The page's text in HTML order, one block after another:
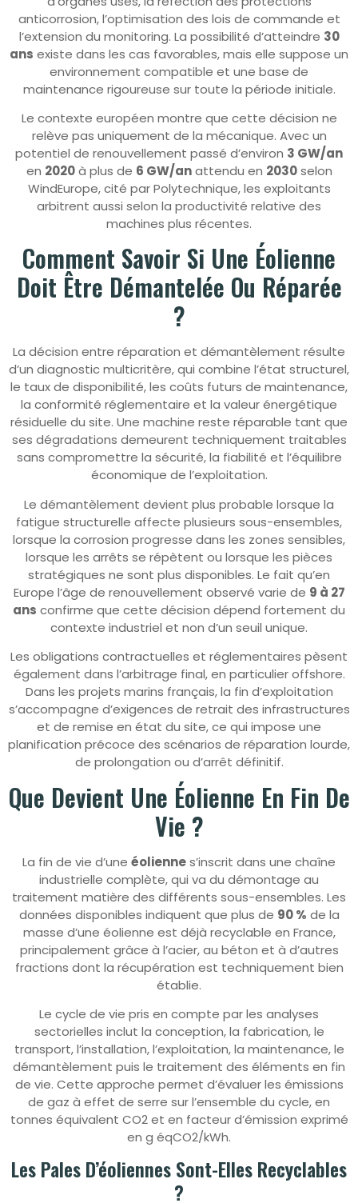
anticorrosion, l’optimisation des lois de commande et
l’extension du monitoring. La possibilité d’atteindre 30
ans existe dans les cas favorables, mais elle suppose un
environnement compatible et une base de
maintenance rigoureuse sur toute la période initiale.
Le contexte européen montre que cette décision ne
relève pas uniquement de la mécanique. Avec un
potentiel de renouvellement passé d’environ 3 GW/an
en 2020à plus de 6 GW/anattendu en 2030selon
WindEurope, cité par Polytechnique, les exploitants
arbitrent aussi selon la productivité relative des
machines plus récentes.
Comment Savoir Si Une Éolienne
Doit Être Démantelée Ou Réparée
?
La décision entre réparation et démantèlement résulte
d’un diagnostic multicritère, qui combine l’état structurel,
le taux de disponibilité, les coûts futurs de maintenance,
la conformité réglementaire et la valeur énergétique
résiduelle du site. Une machine reste réparable tant que
ses dégradations demeurent techniquement traitables
sans compromettre la sécurité, la fiabilité et l’équilibre
économique de l’exploitation.
Le démantèlement devient plus probable lorsque la
fatigue structurelle affecte plusieurs sous-ensembles,
lorsque la corrosion progresse dans les zones sensibles,
lorsque les arrêts se répètent ou lorsque les pièces
stratégiques ne sont plus disponibles. Le fait qu’en
Europe l’âge de renouvellement observé varie de 9 à 27
ans confirme que cette décision dépend fortement du
contexte industriel et non d’un seuil unique.
Les obligations contractuelles et réglementaires pèsent
également dans l’arbitrage final, en particulier offshore.
Dans les projets marins français, la fin d’exploitation
s’accompagne d’exigences de retrait des infrastructures
et de remise en état du site, ce qui impose une
planification précoce des scénarios de réparation lourde,
de prolongation ou d’arrêt définitif.
Que Devient Une Éolienne En Fin De
Vie ?
La fin de vie d’une éoliennes’inscrit dans une chaîne
industrielle complète, qui va du démontage au
traitement matière des différents sous-ensembles. Les
données disponibles indiquent que plus de 90 % de la
masse d’une éolienne est déjà recyclable en France,
principalement grâce à l’acier, au béton et à d’autres
fractions dont la récupération est techniquement bien
établie.
Le cycle de vie pris en compte par les analyses
sectorielles inclut la conception, la fabrication, le
transport, l’installation, l’exploitation, la maintenance, le
démantèlement puis le traitement des éléments en fin
de vie. Cette approche permet d’évaluer les émissions
de gaz à effet de serre sur l’ensemble du cycle, en
tonnes équivalent CO2 et en facteur d’émission exprimé
en g éqCO2/kWh.
Les Pales D’éoliennes Sont-Elles Recyclables
?